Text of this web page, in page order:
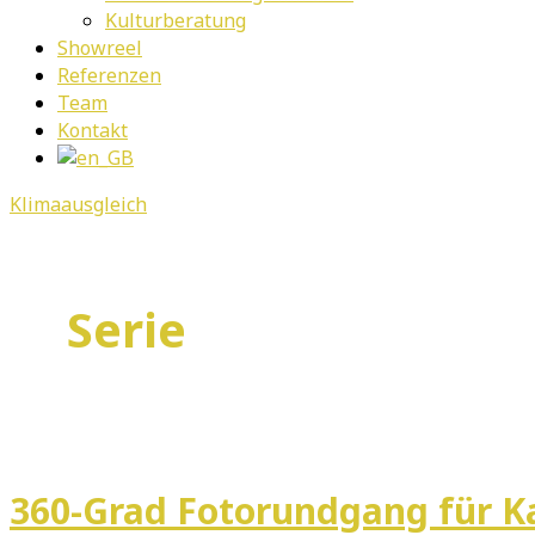
Kulturberatung
Showreel
Referenzen
Team
Kontakt
Klimaausgleich
Serie
360-Grad Fotorundgang für